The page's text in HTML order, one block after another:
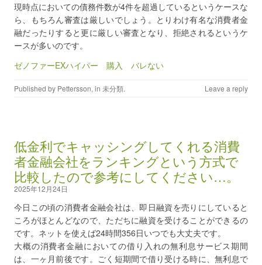
現時点においての債務件数が4件を超過しているというケースな
ら、もちろん審査は厳しいでしょう。とりわけ有名な消費者金
融だったりすると更に厳しい審査となり、拒絶されるというケ
ースが多いのです。
ゼノファーEXハイパー 購入 バレない
Published by Pettersson, in 未分類. Leave a reply
低金利でキャッシングしてくれる消費
者金融会社をランキングという方式で
比較したので参考にしてください…。
2025年12月24日
今日この頃の消費者金融会社は、即日融資を売りにしていると
ころがほとんどなので、ただちに融資を受けることができるの
です。ネットを使えば24時間356日いつでも大丈夫です。
大概の消費者金融においての借り入れの無利息サービス期間
は、一ヶ月前後です。ごく短期間で借り受ける時に、無利息で